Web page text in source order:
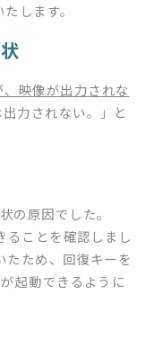
します。
映像が出力されな
力されない。」と
の原因でした。
ことを確認しまし
ため、回復キーを
起動できるように